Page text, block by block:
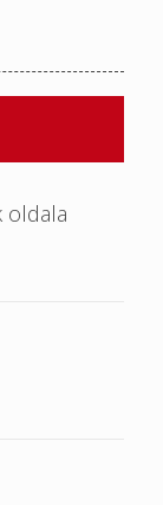
oldala